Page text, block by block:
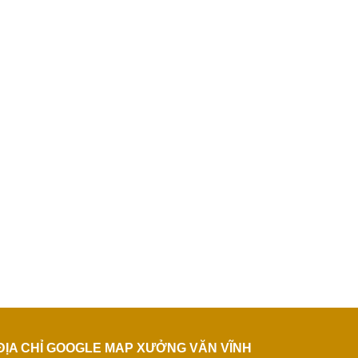
CHỈ GOOGLE MAP XƯỞNG VĂN VĨNH